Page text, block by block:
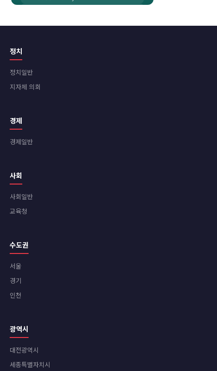
정치
정치일반
지자체 의회
경제
경제일반
사회
사회일반
교육청
수도권
서울
경기
인천
광역시
대전광역시
세종특별자치시